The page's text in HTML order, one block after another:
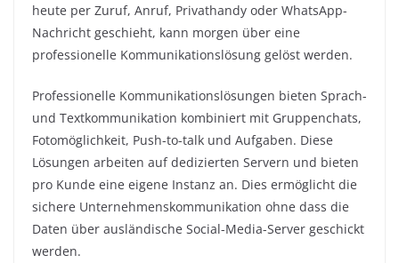
heute per Zuruf, Anruf, Privathandy oder WhatsApp-
Nachricht geschieht, kann morgen über eine
professionelle Kommunikationslösung gelöst werden.
Professionelle Kommunikationslösungen bieten Sprach-
und Textkommunikation kombiniert mit Gruppenchats,
Fotomöglichkeit, Push-to-talk und Aufgaben. Diese
Lösungen arbeiten auf dedizierten Servern und bieten
pro Kunde eine eigene Instanz an. Dies ermöglicht die
sichere Unternehmenskommunikation ohne dass die
Daten über ausländische Social-Media-Server geschickt
werden.